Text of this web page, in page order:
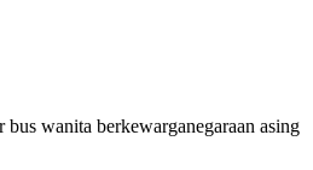
wanita berkewarganegaraan asing